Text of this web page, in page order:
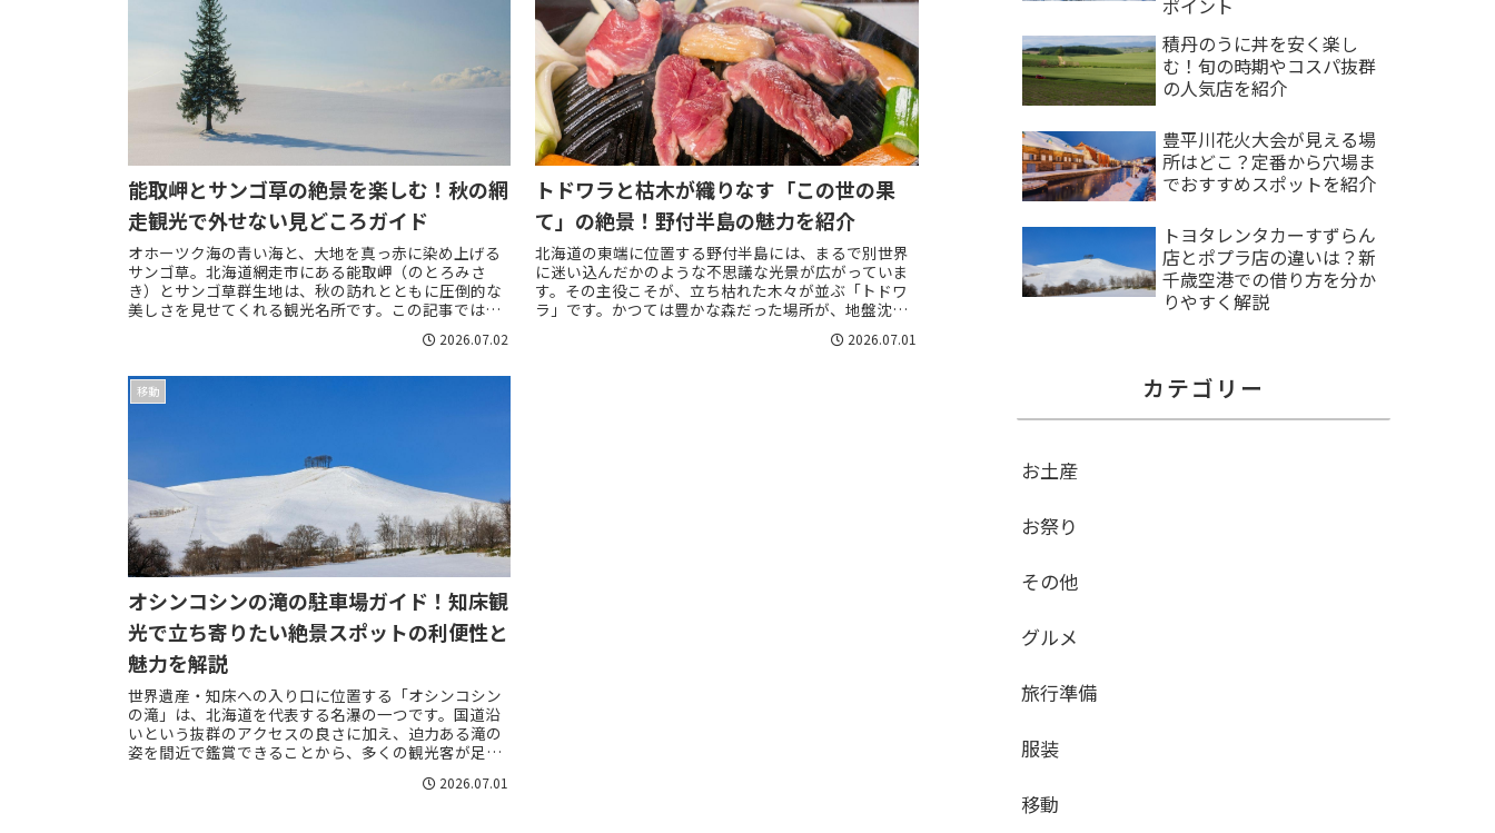
能取岬とサンゴ草の絶景を楽しむ！秋の網
走観光で外せない見どころガイド
オホーツク海の青い海と、大地を真っ赤に染め上げる
サンゴ草。北海道網走市にある能取岬（のとろみさ
き）とサンゴ草群生地は、秋の訪れとともに圧倒的な
美しさを見せてくれる観光名所です。この記事では、
2026.07.02
トドワラと枯木が織りなす「この世の果
て」の絶景！野付半島の魅力を紹介
北海道の東端に位置する野付半島には、まるで別世界
に迷い込んだかのような不思議な光景が広がっていま
す。その主役こそが、立ち枯れた木々が並ぶ「トドワ
ラ」です。かつては豊かな森だった場所が、地盤沈下
2026.07.01
移動
オシンコシンの滝の駐車場ガイド！知床観
光で立ち寄りたい絶景スポットの利便性と
魅力を解説
世界遺産・知床への入り口に位置する「オシンコシン
の滝」は、北海道を代表する名瀑の一つです。国道沿
いという抜群のアクセスの良さに加え、迫力ある滝の
姿を間近で鑑賞できることから、多くの観光客が足を
2026.07.01
積丹のうに丼を安く楽し
む！旬の時期やコスパ抜群
の人気店を紹介
豊平川花火大会が見える場
所はどこ？定番から穴場ま
でおすすめスポットを紹介
トヨタレンタカーすずらん
店とポプラ店の違いは？新
千歳空港での借り方を分か
りやすく解説
カテゴリー
お土産
お祭り
その他
グルメ
旅行準備
服装
移動